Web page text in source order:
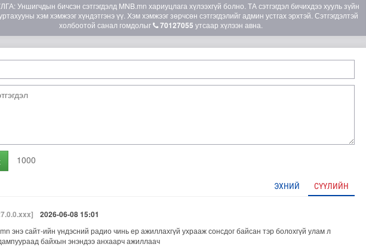
Уншигчдын бичсэн сэтгэгдэлд MNB.mn хариуцлага хүлээхгүй болно. ТА сэтгэгдэл бичихдээ хууль зүйн
хэм хэмжээг хүндэтгэнэ үү. Хэм хэмжээг зөрчсөн сэтгэгдэлийг админ устгах эрхтэй. Сэтгэгдэлтэй
холбоотой санал гомдолыг
70127055 утсаар хүлээн авна.
1000
ЭХНИЙ СҮҮЛИЙН
2026-06-08 15:01
энэ сайт-ийн үндэсний радио чинь ер ажиллахгүй ухрааж сонсдог байсан тэр болохгүй улам л
байхын энэндээ анхаарч ажиллаач